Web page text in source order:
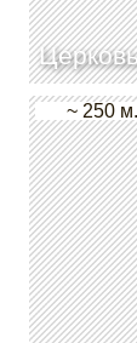
~ 250 м.